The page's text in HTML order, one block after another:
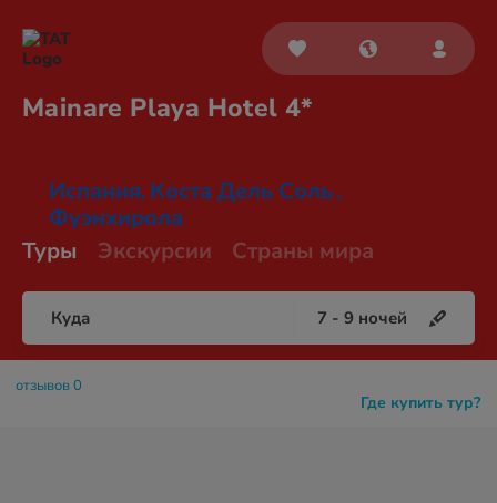
Mainare Playa Hotel 4*
Испания, Коста Дель Соль ,
Фуэнхирола
Туры
Экскурсии Страны мира
Куда 7 - 9 ночей
Где купить тур?
отзывов 0